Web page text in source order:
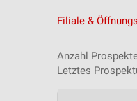
Filiale &
Anzahl
Letztes